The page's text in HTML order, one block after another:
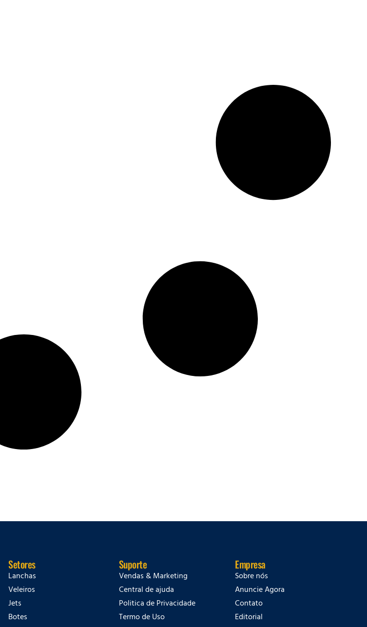
Setores
Lanchas
Veleiros
Jets
Botes
Suporte
Vendas & Marketing
Central de ajuda
Politica de Privacidade
Termo de Uso
Empresa
Sobre nós
Anuncie Agora
Contato
Editorial